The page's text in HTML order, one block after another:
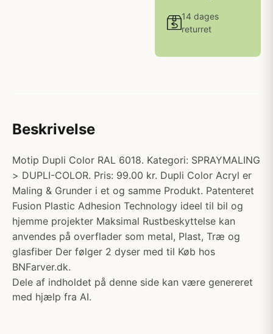
14 dages
returret
Beskrivelse
Motip Dupli Color RAL 6018. Kategori: SPRAYMALING
> DUPLI-COLOR. Pris: 99.00 kr. Dupli Color Acryl er
Maling & Grunder i et og samme Produkt. Patenteret
Fusion Plastic Adhesion Technology ideel til bil og
hjemme projekter Maksimal Rustbeskyttelse kan
anvendes på overflader som metal, Plast, Træ og
glasfiber Der følger 2 dyser med til Køb hos
BNFarver.dk.
Dele af indholdet på denne side kan være genereret
med hjælp fra AI.